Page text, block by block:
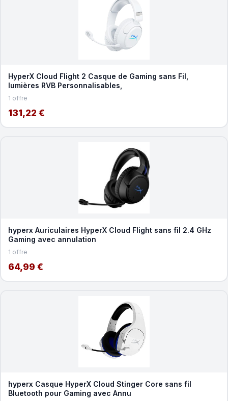
HyperX Cloud Flight 2 Casque de Gaming sans Fil,
lumières RVB Personnalisables,
1 offre
131,22 €
hyperx Auriculaires HyperX Cloud Flight sans fil 2.4 GHz
Gaming avec annulation
1 offre
64,99 €
hyperx Casque HyperX Cloud Stinger Core sans fil
Bluetooth pour Gaming avec Annu